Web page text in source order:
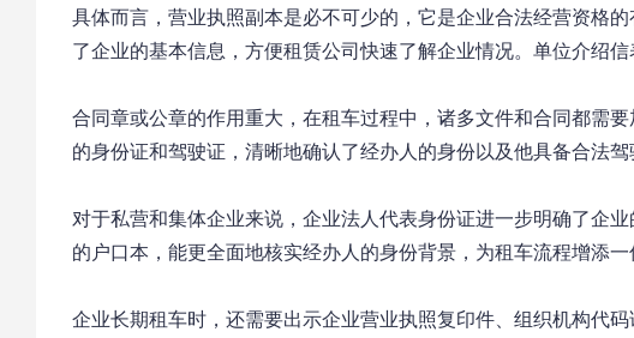
具体而言，营业执照副本是必不可少的，它是企业合法经营资格
了企业的基本信息，方便租赁公司快速了解企业情况。单位介绍
合同章或公章的作用重大，在租车过程中，诸多文件和合同都需
的身份证和驾驶证，清晰地确认了经办人的身份以及他具备合法驾
对于私营和集体企业来说，企业法人代表身份证进一步明确了企
的户口本，能更全面地核实经办人的身份背景，为租车流程增添一
企业长期租车时，还需要出示企业营业执照复印件、组织机构代